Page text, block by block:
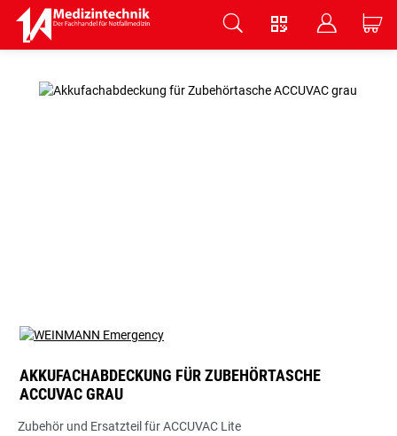
V B C
AKKUFACHABDECKUNG FÜR ZUBEHÖRTASCHE
ACCUVAC GRAU
Zubehör und Ersatzteil für ACCUVAC Lite